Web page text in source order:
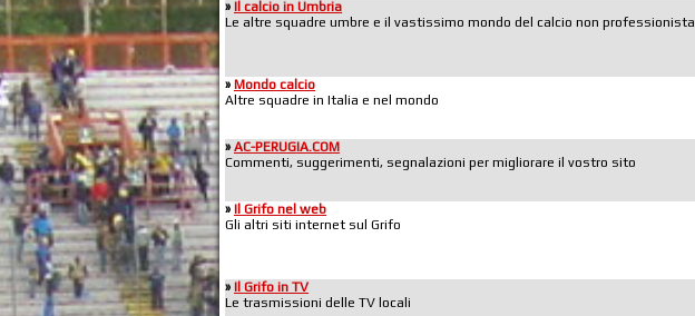
» Il calcio in Umbria
Le altre squadre umbre e il vastissimo mondo del calcio non professionista
» Mondo calcio
Altre squadre in Italia e nel mondo
» AC-PERUGIA.COM
Commenti, suggerimenti, segnalazioni per migliorare il vostro sito
» Il Grifo nel web
Gli altri siti internet sul Grifo
» Il Grifo in TV
Le trasmissioni delle TV locali